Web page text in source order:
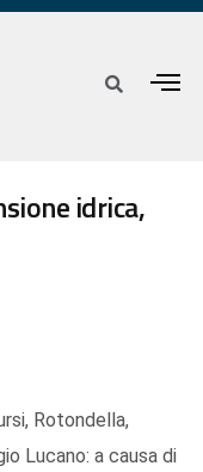
idrica,
Rotondella,
Lucano: a causa di